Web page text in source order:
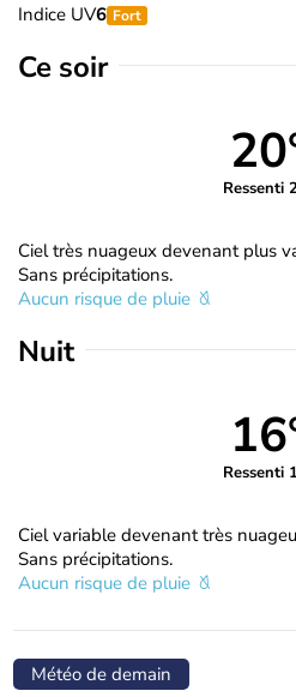
Indice UV6 Fort
Ce soir
Ressenti
Ciel très nuageux devenant plus
Sans précipitations.
Aucun risque de pluie
Nuit
Ressenti
Ciel variable devenant très
Sans précipitations.
Aucun risque de pluie
Météo de demain